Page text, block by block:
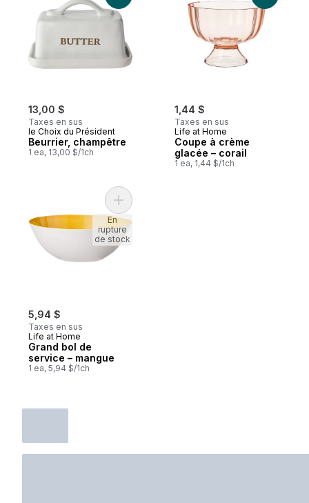
13,00 $
Taxes en sus
le Choix du Président
Beurrier, champêtre
1 ea, 13,00 $/1ch
1,44 $
Taxes en sus
Life at Home
Coupe à crème
glacée – corail
1 ea, 1,44 $/1ch
5,94 $
Taxes en sus
Life at Home
Grand bol de
service – mangue
1 ea, 5,94 $/1ch
Ajouter Grand bol de service – mangue
En
rupture
de stock